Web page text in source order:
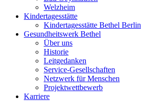
Welzheim
Kindertagesstätte
Kindertagesstätte Bethel Berlin
Gesundheitswerk Bethel
Über uns
Historie
Leitgedanken
Service-Gesellschaften
Netzwerk für Menschen
Projektwettbewerb
Karriere